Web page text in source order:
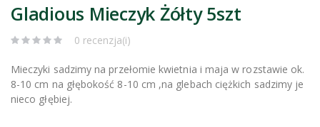
Gladious Mieczyk Żółty 5szt
0 recenzja(i)
Mieczyki sadzimy na przełomie kwietnia i maja w rozstawie ok.
8-10 cm na głębokość 8-10 cm ,na glebach ciężkich sadzimy je
nieco głębiej.